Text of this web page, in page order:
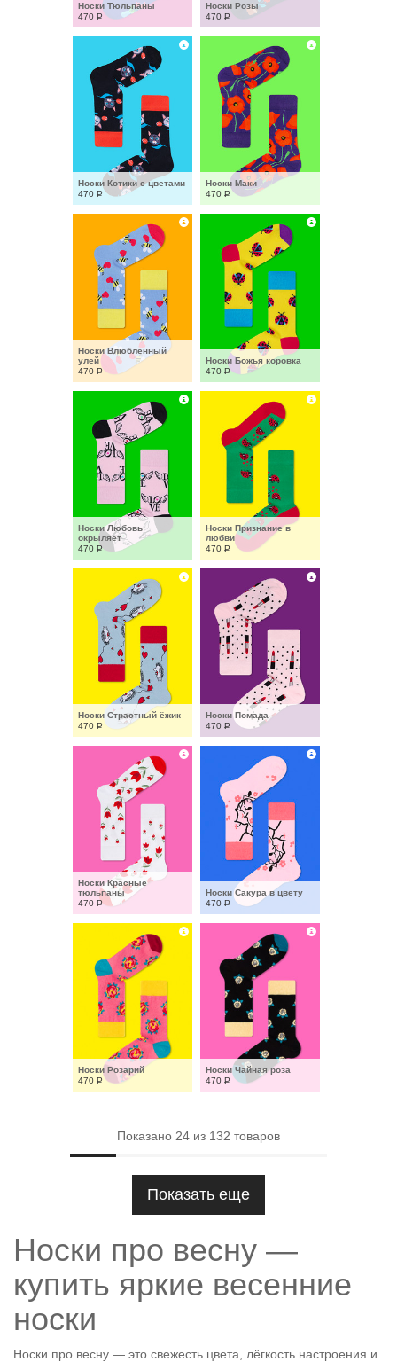
Носки Тюльпаны
470 Р
Носки Розы
470 Р
Носки Котики с цветами
470 Р
Носки Маки
470 Р
Носки Влюбленный
улей
470 Р
Носки Божья коровка
470 Р
Носки Любовь
окрыляет
470 Р
Носки Признание в
любви
470 Р
Носки Страстный ёжик
470 Р
Носки Помада
470 Р
Носки Красные
тюльпаны
470 Р
Носки Сакура в цвету
470 Р
Носки Розарий
470 Р
Носки Чайная роза
470 Р
Показано 24 из 132 товаров
Показать еще
Носки про весну —
купить яркие весенние
носки
Носки про весну — это свежесть цвета, лёгкость настроения и